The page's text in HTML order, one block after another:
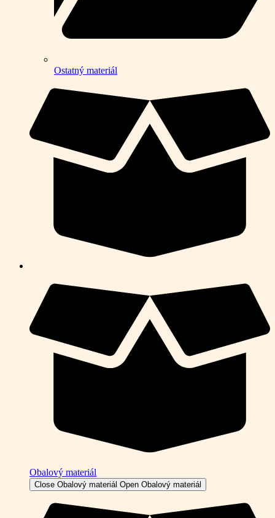
Ostatný materiál
Obalový materiál
Close Obalový materiál Open Obalový materiál